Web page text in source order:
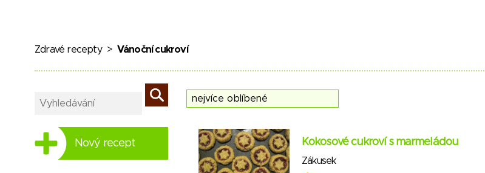
Zdravé recepty> Vánoční cukroví
Nový recept Kokosové cukroví s marmeládou
Zákusek